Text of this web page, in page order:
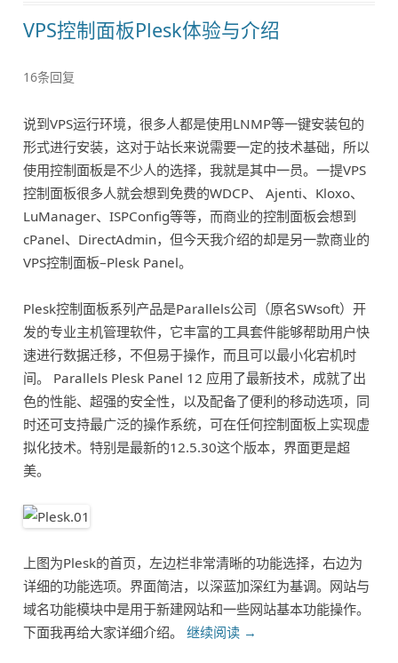
VPS控制面板Plesk体验与介绍
16条回复
说到VPS运行环境，很多人都是使用LNMP等一键安装包的
形式进行安装，这对于站长来说需要一定的技术基础，所以
使用控制面板是不少人的选择，我就是其中一员。一提VPS
控制面板很多人就会想到免费的WDCP、 Ajenti、Kloxo、
LuManager、ISPConfig等等，而商业的控制面板会想到
cPanel、DirectAdmin，但今天我介绍的却是另一款商业的
VPS控制面板–Plesk Panel。
Plesk控制面板系列产品是Parallels公司（原名SWsoft）开
发的专业主机管理软件，它丰富的工具套件能够帮助用户快
速进行数据迁移，不但易于操作，而且可以最小化宕机时
间。 Parallels Plesk Panel 12 应用了最新技术，成就了出
色的性能、超强的安全性，以及配备了便利的移动选项，同
时还可支持最广泛的操作系统，可在任何控制面板上实现虚
拟化技术。特别是最新的12.5.30这个版本，界面更是超
美。
上图为Plesk的首页，左边栏非常清晰的功能选择，右边为
详细的功能选项。界面简洁，以深蓝加深红为基调。网站与
域名功能模块中是用于新建网站和一些网站基本功能操作。
下面我再给大家详细介绍。继续阅读 →